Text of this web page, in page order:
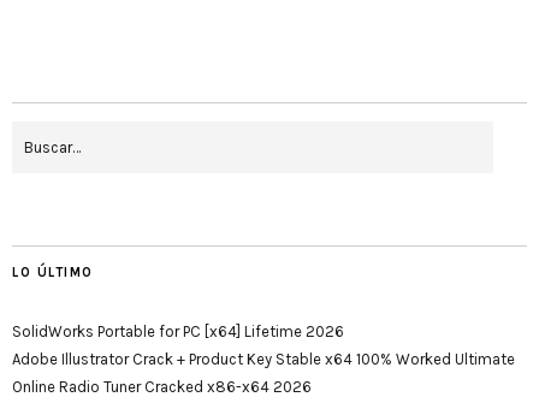
LO ÚLTIMO
SolidWorks Portable for PC [x64] Lifetime 2026
Adobe Illustrator Crack + Product Key Stable x64 100% Worked Ultimate
Online Radio Tuner Cracked x86-x64 2026